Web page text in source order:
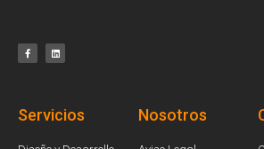
Servicios Nosotros